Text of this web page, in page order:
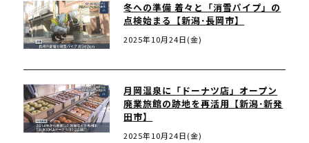
冬への準備 着々と「消雪パイプ」の
点検始まる【新潟･長岡市】
2025年10月24日(金)
月岡温泉に「ドーナツ店」オープン
廃業旅館の跡地を再活用【新潟･新発
田市】
2025年10月24日(金)